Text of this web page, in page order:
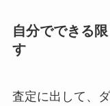
自分でできる
す
査定に出して、